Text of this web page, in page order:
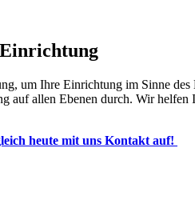
um Ihre Einrichtung im Sinne
auf allen Ebenen durch. Wir
heute mit uns Kontakt auf!